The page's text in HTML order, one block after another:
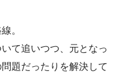
。
て追いつつ、元となっ
題だったりを解決して